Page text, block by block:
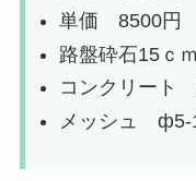
単価 8500円
路盤砕石15ｃｍ
コンクリート
メッシュ